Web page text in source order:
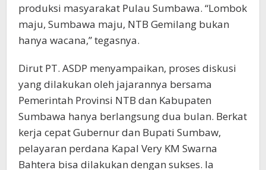
produksi masyarakat Pulau Sumbawa. “Lombok
maju, Sumbawa maju, NTB Gemilang bukan
hanya wacana,” tegasnya.
Dirut PT. ASDP menyampaikan, proses diskusi
yang dilakukan oleh jajarannya bersama
Pemerintah Provinsi NTB dan Kabupaten
Sumbawa hanya berlangsung dua bulan. Berkat
kerja cepat Gubernur dan Bupati Sumbaw,
pelayaran perdana Kapal Very KM Swarna
Bahtera bisa dilakukan dengan sukses. Ia